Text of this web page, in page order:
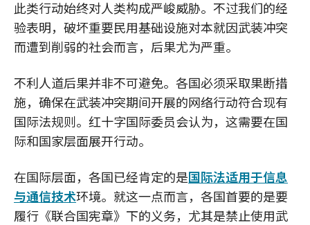
此类行动始终对人类构成严峻威胁。不过我们的经
验表明，破坏重要民用基础设施对本就因武装冲突
而遭到削弱的社会而言，后果尤为严重。
不利人道后果并非不可避免。各国必须采取果断措
施，确保在武装冲突期间开展的网络行动符合现有
国际法规则。红十字国际委员会认为，这需要在国
际和国家层面展开行动。
在国际层面，各国已经肯定的是国际法适用于信息
与通信技术环境。就这一点而言，各国首要的是要
履行《联合国宪章》下的义务，尤其是禁止使用武